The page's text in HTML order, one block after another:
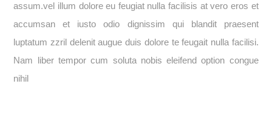
assum.vel illum dolore eu feugiat nulla facilisis at vero eros et
accumsan et iusto odio dignissim qui blandit praesent
luptatum zzril delenit augue duis dolore te feugait nulla facilisi.
Nam liber tempor cum soluta nobis eleifend option congue
nihil